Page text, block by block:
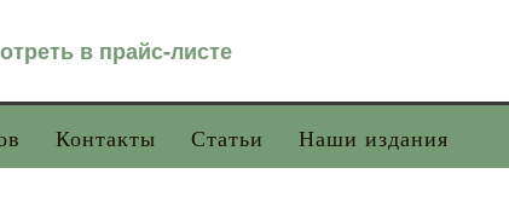
в прайс-листе
Контакты Статьи Наши издания